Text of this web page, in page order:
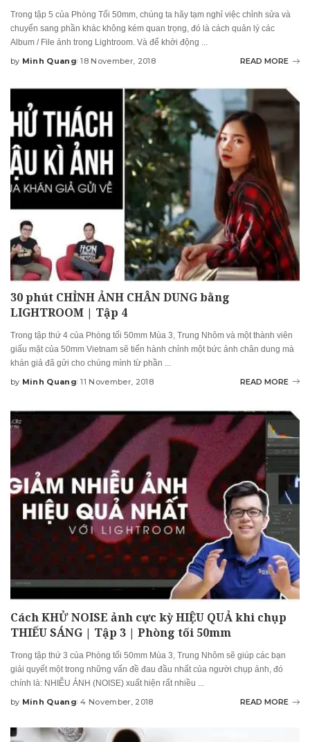
Trong tập 5 của Phòng Tối 50mm, chúng ta hãy tạm nghỉ việc chỉnh sửa và
chuyển sang phần khác không kém quan trọng, đó là cách quản lý các
Album / File ảnh trong Lightroom. Và để khởi động ...
Posted
by Minh Quang 18 November, 2018 READ MORE
30 phút CHỈNH ẢNH CHÂN DUNG bằng
LIGHTROOM | Tập 4
Trong tập thứ 4 của Phòng tối 50mm Mùa 3, Trung Nhôm và một thành viên
giấu mặt của 50mm Vietnam sẽ tiến hành chỉnh một bức ảnh chân dung mà
khán giả đã gửi cho chúng mình từ phần
Posted
by Minh Quang 11 November, 2018 READ MORE
Cách KHỬ NOISE ảnh cực kỳ HIỆU QUẢ khi chụp
THIẾU SÁNG | Tập 3 | Phòng tối 50mm
Trong tập thứ 3 của Phòng tối 50mm Mùa 3, Trung Nhôm sẽ giúp các bạn
giải quyết một trong những vấn đề đau đầu nhất của người chụp ảnh, đó
chính là: NHIỄU ẢNH (NOISE) xuất hiện rất nhiều ...
Posted
by Minh Quang 4 November, 2018 READ MORE